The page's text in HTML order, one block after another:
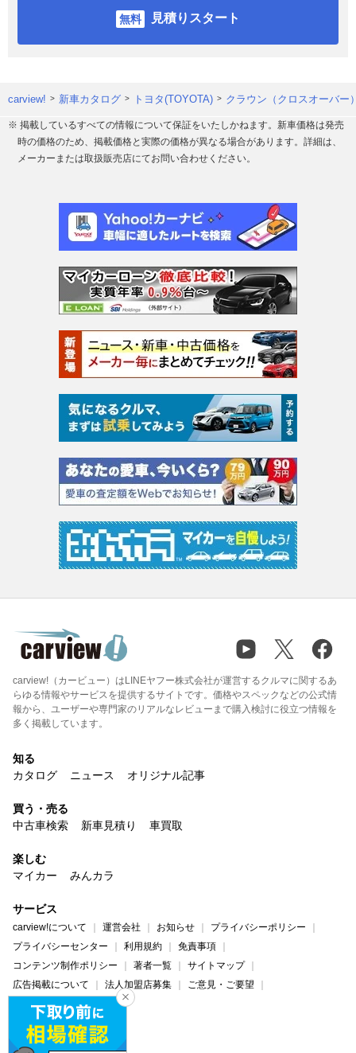
見積りスタート
carview! 新車カタログ トヨタ(TOYOTA) クラウン（クロスオーバー
※ 掲載しているすべての情報について保証をいたしかねます。新車価格は発売
時の価格のため、掲載価格と実際の価格が異なる場合があります。詳細は、
メーカーまたは取扱販売店にてお問い合わせください。
carview!（カービュー）はLINEヤフー株式会社が運営するクルマに関するあ
らゆる情報やサービスを提供するサイトです。価格やスペックなどの公式情
報から、ユーザーや専門家のリアルなレビューまで購入検討に役立つ情報を
多く掲載しています。
知る
カタログ
ニュース オリジナル記事
買う・売る
中古車検索
新車見積り 車買取
楽しむ
マイカー
みんカラ
サービス
carview!について 運営会社 お知らせ
プライバシーポリシー
プライバシーセンター
利用規約
免責事項
コンテンツ制作ポリシー
著者一覧
サイトマップ
広告掲載について
法人加盟店募集
ご意見・ご要望
ヘルプ・お問い合わせ
carview! Yahoo! JAPAN